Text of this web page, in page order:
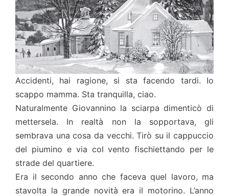
Accidenti, hai ragione, si sta facendo tardi. Io
scappo mamma. Sta tranquilla, ciao.
Naturalmente Giovannino la sciarpa dimenticò di
mettersela. In realtà non la sopportava, gli
sembrava una cosa da vecchi. Tirò su il cappuccio
del piumino e via col vento fischiettando per le
strade del quartiere.
Era il secondo anno che faceva quel lavoro, ma
stavolta la grande novità era il motorino. L’anno